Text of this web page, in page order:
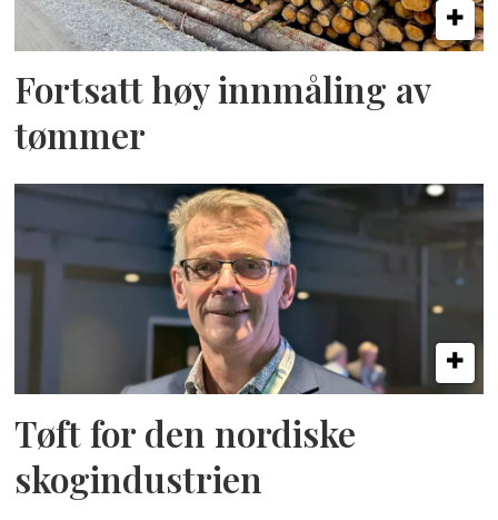
Fortsatt høy innmåling av
tømmer
Tøft for den nordiske
skogindustrien